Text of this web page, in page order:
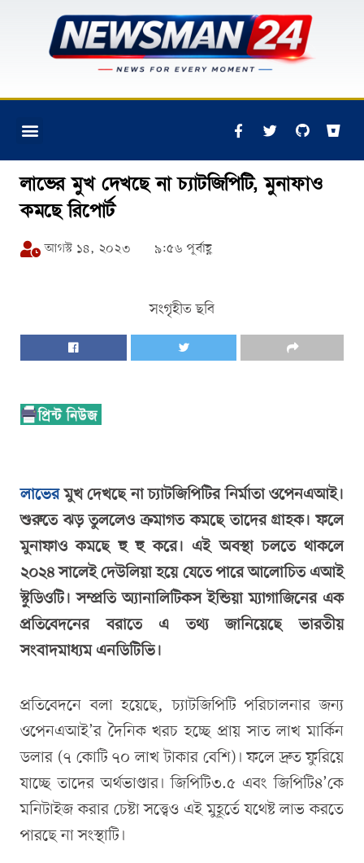
লাভের মুখ দেখছে না চ্যাটজিপিটি, মুনাফাও
কমছে রিপোর্ট
আগস্ট ১৪, ২০২৩ ৯:৫৬ পূর্বাহ্ণ
সংগৃহীত ছবি
লাভেরমুখ দেখছে না চ্যাটজিপিটির নির্মাতা ওপেনএআই।
শুরুতে ঝড় তুললেও ক্রমাগত কমছে তাদের গ্রাহক। ফলে
মুনাফাও কমছে হু হু করে। এই অবস্থা চলতে থাকলে
২০২৪ সালেই দেউলিয়া হয়ে যেতে পারে আলোচিত এআই
স্টুডিওটি। সম্প্রতি অ্যানালিটিকস ইন্ডিয়া ম্যাগাজিনের এক
প্রতিবেদনের বরাতে এ তথ্য জানিয়েছে ভারতীয়
সংবাদমাধ্যম এনডিটিভি।
প্রতিবেদনে বলা হয়েছে, চ্যাটজিপিটি পরিচালনার জন্য
ওপেনএআই’র দৈনিক খরচ হচ্ছে প্রায় সাত লাখ মার্কিন
ডলার (৭ কোটি ৭০ লাখ টাকার বেশি)। ফলে দ্রুত ফুরিয়ে
যাচ্ছে তাদের অর্থভাণ্ডার। জিপিটি৩.৫ এবং জিপিটি৪’কে
মনিটাইজ করার চেষ্টা সত্ত্বেও এই মুহূর্তে যথেষ্ট লাভ করতে
পারছে না সংস্থাটি।